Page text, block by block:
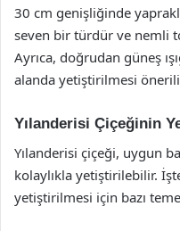
30 cm genişliğinde
seven bir türdür ve nemli
Ayrıca, doğrudan güneş
alanda yetiştirilmesi
Yılanderisi Çiçeğinin
Yılanderisi çiçeği, uygun
kolaylıkla yetiştirilebilir.
yetiştirilmesi için bazı